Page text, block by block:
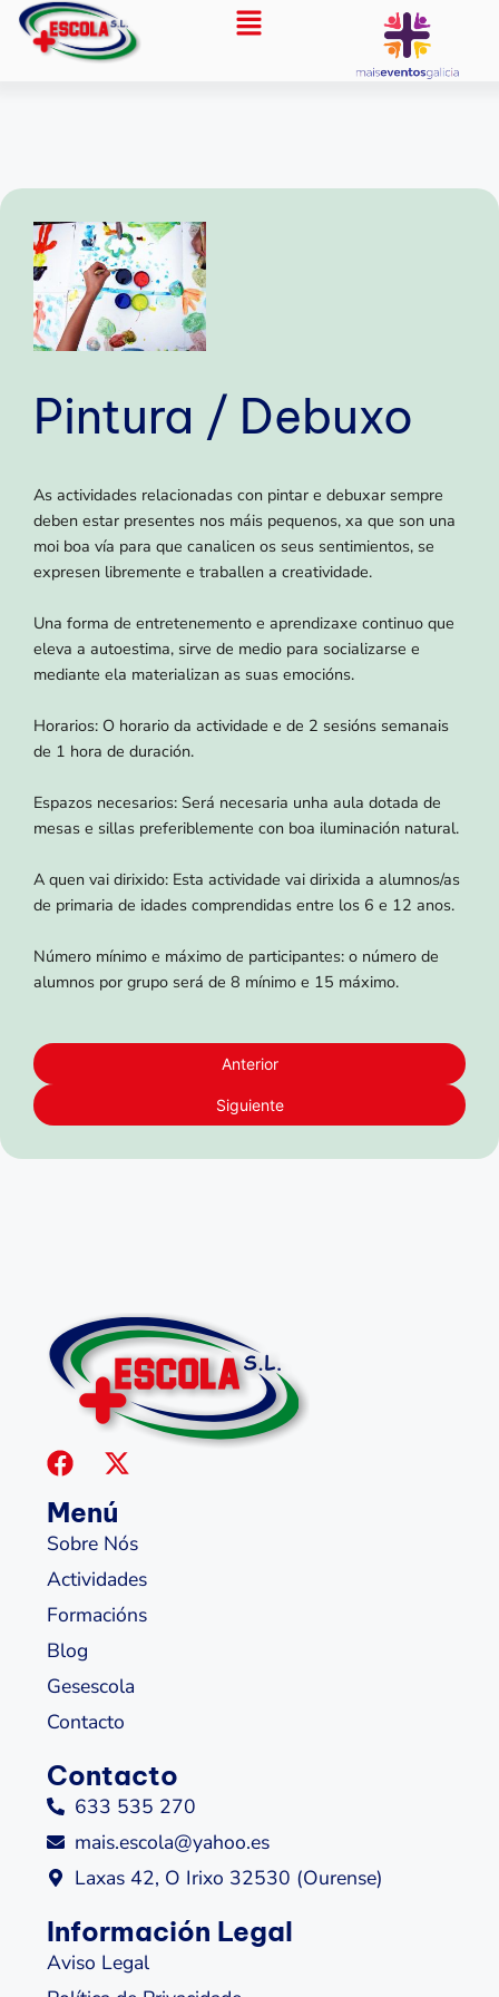
Pintura / Debuxo
As actividades relacionadas con pintar e debuxar sempre
deben estar presentes nos máis pequenos, xa que son una
moi boa vía para que canalicen os seus sentimientos, se
expresen libremente e traballen a creatividade.
Una forma de entretenemento e aprendizaxe continuo que
eleva a autoestima, sirve de medio para socializarse e
mediante ela materializan as suas emocións.
Horarios: O horario da actividade e de 2 sesións semanais
de 1 hora de duración.
Espazos necesarios: Será necesaria unha aula dotada de
mesas e sillas preferiblemente con boa iluminación natural.
A quen vai dirixido: Esta actividade vai dirixida a alumnos/as
de primaria de idades comprendidas entre los 6 e 12 anos.
Número mínimo e máximo de participantes: o número de
alumnos por grupo será de 8 mínimo e 15 máximo.
Anterior
Siguiente
Menú
Sobre Nós
Actividades
Formacións
Blog
Gesescola
Contacto
Contacto
633 535 270
mais.escola@yahoo.es
Laxas 42, O Irixo 32530 (Ourense)
Información Legal
Aviso Legal